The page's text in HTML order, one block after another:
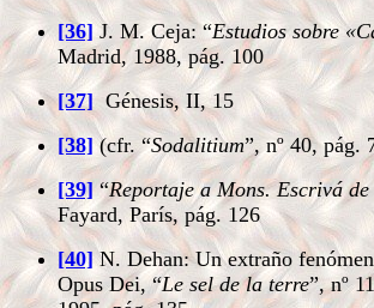
[36] J. M. Ceja: “Estudios sobre
Madrid, 1988, pág. 100
[37] Génesis, II, 15
[38](cfr. “Sodalitium”, nº 40, pág.
[39]“Reportaje a Mons. Escrivá
Fayard, París, pág. 126
[40]N. Dehan: Un extraño
Opus Dei, “Le sel de la terre”, nº